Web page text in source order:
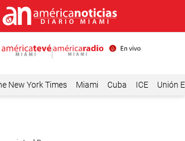
New York Times Miami Cuba ICE Unión